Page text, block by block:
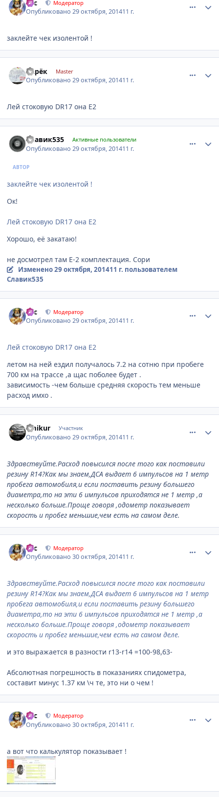
тас Модератор
Опубликовано29 октября, 201411 г.
заклейте чек изолентой !
Ларёк Master
Опубликовано29 октября, 201411 г.
Лей стоковую DR17 она Е2
Славик535 Активные пользователи
Опубликовано29 октября, 201411 г.
АВТОР
заклейте чек изолентой !
Ок!
Лей стоковую DR17 она Е2
Хорошо, её закатаю!
не досмотрел там Е-2 комплектация. Сори
Изменено29 октября, 201411 г. пользователем
Славик535
тас Модератор
Опубликовано29 октября, 201411 г.
Лей стоковую DR17 она Е2
летом на ней ездил получалось 7.2 на сотню при пробеге
700 км на трассе ,а щас поболее будет .
зависимость -чем больше средняя скорость тем меньше
расход имхо .
amikur Участник
Опубликовано29 октября, 201411 г.
Здравствуйте.Расход повысился после того как поставили
резину R14?Как мы знаем,ДСА выдает 6 импульсов на 1 метр
пробега автомобиля,и если поставить резину большего
диаметра,то на эти 6 импульсов приходятся не 1 метр ,а
несколько больше.Проще говоря ,одометр показывает
скорость и пробег меньшие,чем есть на самом деле.
тас Модератор
Опубликовано30 октября, 201411 г.
Здравствуйте.Расход повысился после того как поставили
резину R14?Как мы знаем,ДСА выдает 6 импульсов на 1 метр
пробега автомобиля,и если поставить резину большего
диаметра,то на эти 6 импульсов приходятся не 1 метр ,а
несколько больше.Проще говоря ,одометр показывает
скорость и пробег меньшие,чем есть на самом деле.
и это выражается в разности r13-r14 =100-98,63-
Абсолютная погрешность в показаниях спидометра,
составит минус 1.37 км \ч те, это ни о чем !
тас Модератор
Опубликовано30 октября, 201411 г.
а вот что калькулятор показывает !